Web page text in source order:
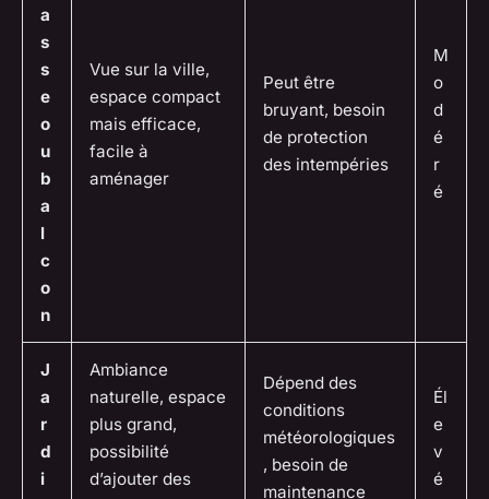
a
s
s
e
o
u
b
a
l
c
o
n
Vue sur la ville,
espace compact
mais efficace,
facile à
aménager
Peut être
bruyant, besoin
de protection
des intempéries
M
o
d
é
r
é
J
a
r
d
i
Ambiance
naturelle, espace
plus grand,
possibilité
d’ajouter des
Dépend des
conditions
météorologiques
, besoin de
maintenance
Él
e
v
é